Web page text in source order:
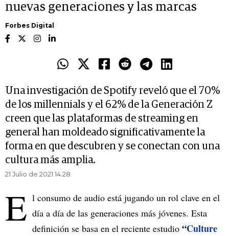
nuevas generaciones y las marcas
Forbes Digital
Una investigación de Spotify reveló que el 70%
de los millennials y el 62% de la Generación Z
creen que las plataformas de streaming en
general han moldeado significativamente la
forma en que descubren y se conectan con una
cultura más amplia.
21 Julio de 2021 14.28
E l consumo de audio está jugando un rol clave en el
día a día de las generaciones más jóvenes. Esta
definición se basa en el reciente estudio “Culture